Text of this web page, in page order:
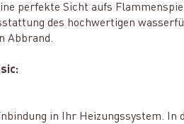
perfekte Sicht aufs
des hochwertigen
Abbrand.
in Ihr Heizungssystem. In